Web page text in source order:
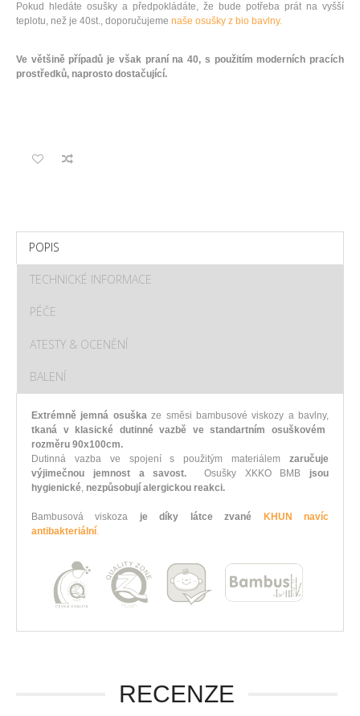
Pokud hledáte osušky a předpokládáte, že bude potřeba prát na vyšší
teplotu, než je 40st., doporučujeme naše osušky z bio bavlny.
Ve většině případů je však praní na 40, s použitím moderních pracích
prostředků, naprosto dostačující.
POPIS
TECHNICKÉ INFORMACE
PÉČE
ATESTY & OCENĚNÍ
BALENÍ
Extrémně jemná osuškaze směsi bambusové viskozy a bavlny,
tkaná v klasické dutinné vazbě ve standartním osuškovém
rozměru 90x100cm.
Dutinná vazba ve spojení s použitým materiálem zaručuje
výjimečnou jemnost a savost. Osušky XKKO BMB jsou
hygienické, nezpůsobují alergickou reakci.
Bambusová viskoza je díky látce zvané
KHUN navíc
antibakteriální.
RECENZE